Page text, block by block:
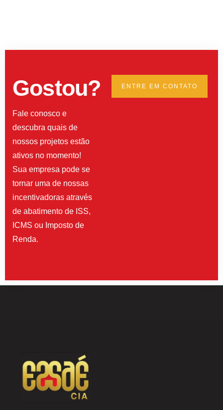
Gostou?
Fale conosco e
descubra quais de
nossos projetos estão
ativos no momento!
Sua empresa pode se
tornar uma de nossas
incentivadoras através
de abatimento de ISS,
ICMS ou Imposto de
Renda.
ENTRE EM CONTATO